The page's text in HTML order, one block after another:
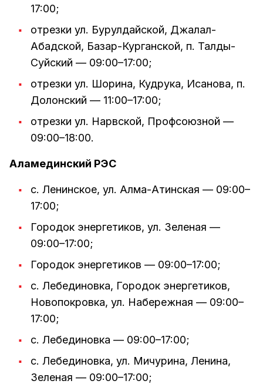
17:00;
отрезки ул. Бурулдайской, Джалал-
Абадской, Базар-Курганской, п. Талды-
Суйский — 09:00–17:00;
отрезки ул. Шорина, Кудрука, Исанова, п.
Долонский — 11:00–17:00;
отрезки ул. Нарвской, Профсоюзной —
09:00–18:00.
Аламединский РЭС
с. Ленинское, ул. Алма-Атинская — 09:00–
17:00;
Городок энергетиков, ул. Зеленая —
09:00–17:00;
Городок энергетиков — 09:00–17:00;
с. Лебединовка, Городок энергетиков,
Новопокровка, ул. Набережная — 09:00–
17:00;
с. Лебединовка — 09:00–17:00;
с. Лебединовка, ул. Мичурина, Ленина,
Зеленая — 09:00–17:00;